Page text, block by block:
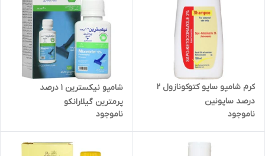
کرم شامپو ساپو کتوکونازول 2
درصد ساپونین
ناموجود
شامپو نیکسترین 1 درصد
پرمترین گیلارانکو
ناموجود